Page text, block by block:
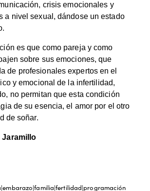
crisis emocionales y
a nivel sexual, dándose un estado
es que como pareja y como
sobre sus emociones, que
de profesionales expertos en el
y emocional de la infertilidad,
no permitan que esta condición
de su esencia, el amor por el otro
de soñar.
Jaramillo